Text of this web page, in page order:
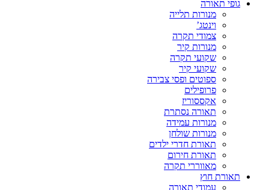
גופי תאורה
מנורות תלייה
וינטג’
צמודי תקרה
מנורות קיר
שקועי תקרה
שקועי קיר
ספוטים ופסי צבירה
פרופילים
אקססוריז
תאורה נסתרת
מנורות עמידה
מנורות שולחן
תאורת חדרי ילדים
תאורת חירום
מאווררי תקרה
תאורת חוץ
עמודי תאורה